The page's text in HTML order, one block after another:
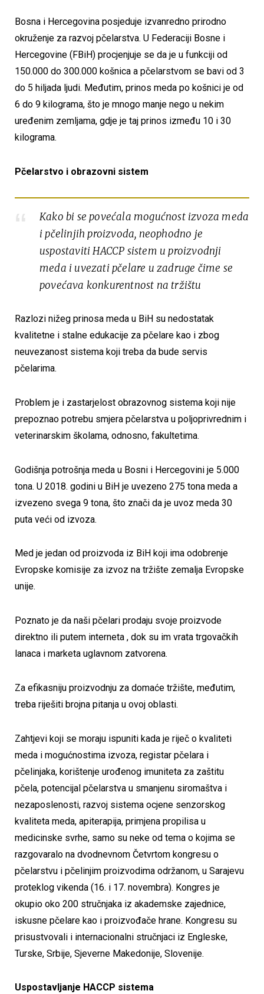
Bosna i Hercegovina posjeduje izvanredno prirodno
okruženje za razvoj pčelarstva. U Federaciji Bosne i
Hercegovine (FBiH) procjenjuje se da je u funkciji od
150.000 do 300.000 košnica a pčelarstvom se bavi od 3
do 5 hiljada ljudi. Međutim, prinos meda po košnici je od
6 do 9 kilograma, što je mnogo manje nego u nekim
uređenim zemljama, gdje je taj prinos između 10 i 30
kilograma.
Pčelarstvo i obrazovni sistem
Kako bi se povećala mogućnost izvoza meda
i pčelinjih proizvoda, neophodno je
uspostaviti HACCP sistem u proizvodnji
meda i uvezati pčelare u zadruge čime se
povećava konkurentnost na tržištu
Razlozi nižeg prinosa meda u BiH su nedostatak
kvalitetne i stalne edukacije za pčelare kao i zbog
neuvezanost sistema koji treba da bude servis
pčelarima.
Problem je i zastarjelost obrazovnog sistema koji nije
prepoznao potrebu smjera pčelarstva u poljoprivrednim i
veterinarskim školama, odnosno, fakultetima.
Godišnja potrošnja meda u Bosni i Hercegovini je 5.000
tona. U 2018. godini u BiH je uvezeno 275 tona meda a
izvezeno svega 9 tona, što znači da je uvoz meda 30
puta veći od izvoza.
Med je jedan od proizvoda iz BiH koji ima odobrenje
Evropske komisije za izvoz na tržište zemalja Evropske
unije.
Poznato je da naši pčelari prodaju svoje proizvode
direktno ili putem interneta , dok su im vrata trgovačkih
lanaca i marketa uglavnom zatvorena.
Za efikasniju proizvodnju za domaće tržište, međutim,
treba riješiti brojna pitanja u ovoj oblasti.
Zahtjevi koji se moraju ispuniti kada je riječ o kvaliteti
meda i mogućnostima izvoza, registar pčelara i
pčelinjaka, korištenje urođenog imuniteta za zaštitu
pčela, potencijal pčelarstva u smanjenu siromaštva i
nezaposlenosti, razvoj sistema ocjene senzorskog
kvaliteta meda, apiterapija, primjena propilisa u
medicinske svrhe, samo su neke od tema o kojima se
razgovaralo na dvodnevnom Četvrtom kongresu o
pčelarstvu i pčelinjim proizvodima održanom, u Sarajevu
proteklog vikenda (16. i 17. novembra). Kongres je
okupio oko 200 stručnjaka iz akademske zajednice,
iskusne pčelare kao i proizvođače hrane. Kongresu su
prisustvovali i internacionalni stručnjaci iz Engleske,
Turske, Srbije, Sjeverne Makedonije, Slovenije.
Uspostavljanje HACCP sistema